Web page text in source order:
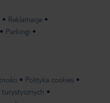
Reklamacje
Parkingi
Polityka cookies